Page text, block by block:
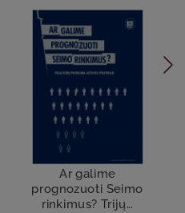
Ar galime
prognozuoti Seimo
rinkimus? Trijų...